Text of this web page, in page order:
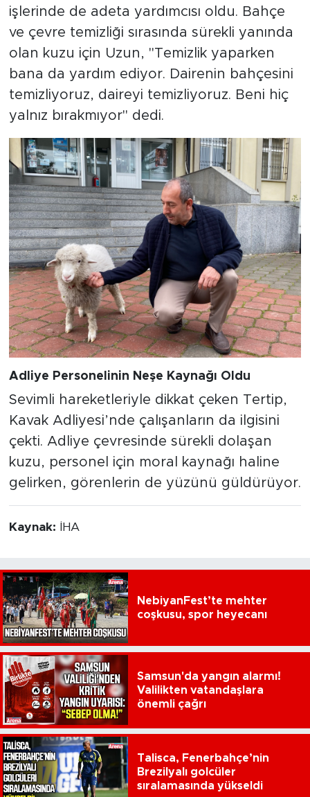
işlerinde de adeta yardımcısı oldu. Bahçe
ve çevre temizliği sırasında sürekli yanında
olan kuzu için Uzun, "Temizlik yaparken
bana da yardım ediyor. Dairenin bahçesini
temizliyoruz, daireyi temizliyoruz. Beni hiç
yalnız bırakmıyor" dedi.
Adliye Personelinin Neşe Kaynağı Oldu
Sevimli hareketleriyle dikkat çeken Tertip,
Kavak Adliyesi’nde çalışanların da ilgisini
çekti. Adliye çevresinde sürekli dolaşan
kuzu, personel için moral kaynağı haline
gelirken, görenlerin de yüzünü güldürüyor.
Kaynak: İHA
NebiyanFest’te mehter
coşkusu, spor heyecanı
Samsun'da yangın alarmı!
Valilikten vatandaşlara
önemli çağrı
Talisca, Fenerbahçe’nin
Brezilyalı golcüler
sıralamasında yükseldi